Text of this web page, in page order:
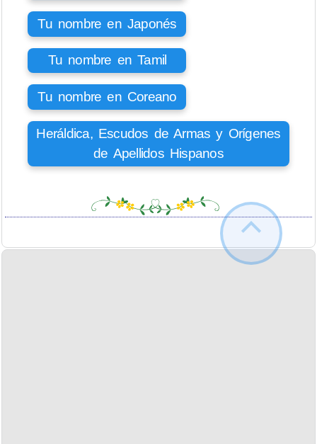
Tu nombre en Japonés
Tu nombre en Tamil
Tu nombre en Coreano
Heráldica, Escudos de Armas y Orígenes
de Apellidos Hispanos